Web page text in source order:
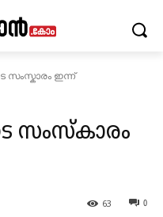
സംസ്കാരം ഇന്ന്
സംസ്കാരം
0
63